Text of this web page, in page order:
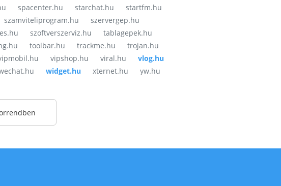
spacenter.hu starchat.hu
startfm.hu
szamviteliprogram.hu
szervergep.hu
szoftverszerviz.hu
tablagepek.hu
toolbar.hu trackme.hu
trojan.hu
vipshop.hu viral.hu
vlog.hu
widget.hu xternet.hu
yw.hu